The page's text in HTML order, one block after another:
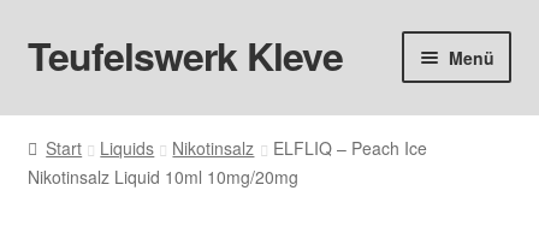
Zur
Navigation
Zum
Inhalt
Teufelswerk Kleve Menü
Startseite
Hardware
Start Liquids Nikotinsalz
ELFLIQ – Peach Ice
Nikotinsalz Liquid 10ml 10mg/20mg